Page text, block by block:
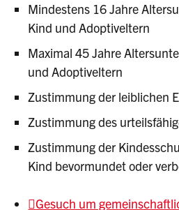
Mindestens 16 Jahre
Kind und Adoptiveltern
Maximal 45 Jahre
und Adoptiveltern
Zustimmung der leiblichen
Zustimmung des
Zustimmung der
Kind bevormundet oder
Gesuch um